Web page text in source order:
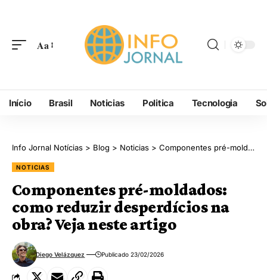
Aa
Início Brasil Noticias Politica Tecnologia
Info Jornal Notícias > Blog > Noticias > Componentes pré-moldados: como reduzir desperdícios na obra? Veja neste artigo
NOTICIAS
Componentes pré-moldados:
como reduzir desperdícios na
obra? Veja neste artigo
Diego Velázquez Publicado 23/02/2026